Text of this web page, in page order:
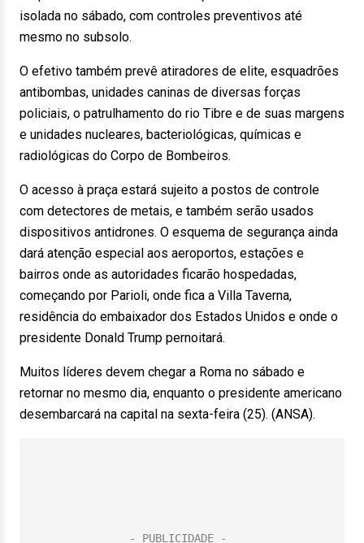
isolada no sábado, com controles preventivos até
mesmo no subsolo.
O efetivo também prevê atiradores de elite, esquadrões
antibombas, unidades caninas de diversas forças
policiais, o patrulhamento do rio Tibre e de suas margens
e unidades nucleares, bacteriológicas, químicas e
radiológicas do Corpo de Bombeiros.
O acesso à praça estará sujeito a postos de controle
com detectores de metais, e também serão usados
dispositivos antidrones. O esquema de segurança ainda
dará atenção especial aos aeroportos, estações e
bairros onde as autoridades ficarão hospedadas,
começando por Parioli, onde fica a Villa Taverna,
residência do embaixador dos Estados Unidos e onde o
presidente Donald Trump pernoitará.
Muitos líderes devem chegar a Roma no sábado e
retornar no mesmo dia, enquanto o presidente americano
desembarcará na capital na sexta-feira (25). (ANSA).